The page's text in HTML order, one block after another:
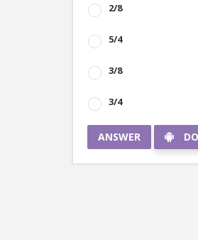
2/8
5/4
3/8
3/4
ANSWER